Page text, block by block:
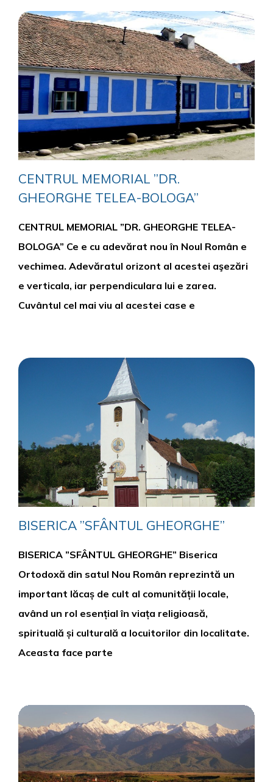
CENTRUL MEMORIAL ”DR.
GHEORGHE TELEA-BOLOGA”
CENTRUL MEMORIAL ”DR. GHEORGHE TELEA-
BOLOGA” Ce e cu adevărat nou în Noul Român e
vechimea. Adevăratul orizont al acestei aşezări
e verticala, iar perpendiculara lui e zarea.
Cuvântul cel mai viu al acestei case e
BISERICA ”SFÂNTUL GHEORGHE”
BISERICA ”SFÂNTUL GHEORGHE” Biserica
Ortodoxă din satul Nou Român reprezintă un
important lăcaș de cult al comunității locale,
având un rol esențial în viața religioasă,
spirituală și culturală a locuitorilor din localitate.
Aceasta face parte